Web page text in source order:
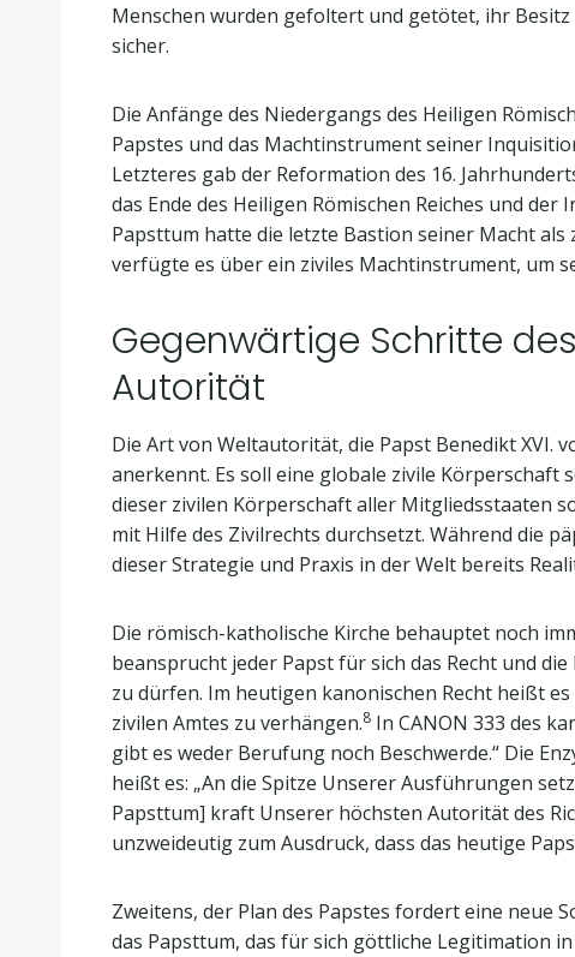
Menschen wurden gefoltert und getötet, ihr
sicher.
Die Anfänge des Niedergangs des Heiligen
Papstes und das Machtinstrument seiner
Letzteres gab der Reformation des 16.
das Ende des Heiligen Römischen Reiches und
Papsttum hatte die letzte Bastion seiner Macht
verfügte es über ein ziviles Machtinstrument, um
Gegenwärtige Schritte
Autorität
Die Art von Weltautorität, die Papst Benedikt XVI.
anerkennt. Es soll eine globale zivile Körperschaft
dieser zivilen Körperschaft aller Mitgliedsstaaten
mit Hilfe des Zivilrechts durchsetzt. Während die
dieser Strategie und Praxis in der Welt bereits
Die römisch-katholische Kirche behauptet noch
beansprucht jeder Papst für sich das Recht und
zu dürfen. Im heutigen kanonischen Recht heißt
zivilen Amtes zu verhängen.8 In CANON 333 des
gibt es weder Berufung noch Beschwerde.“ Die
heißt es: „An die Spitze Unserer Ausführungen
Papsttum] kraft Unserer höchsten Autorität des
unzweideutig zum Ausdruck, dass das heutige
Zweitens, der Plan des Papstes fordert eine neue
das Papsttum, das für sich göttliche Legitimation